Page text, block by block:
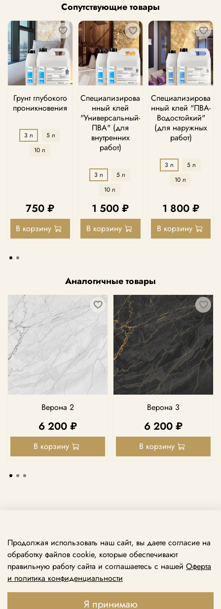
Сопутствующие товары
Грунт глубокого
проникновения
3 л
5 л
10 л
750 ₽
В корзину
Специализирова
нный клей
"Универсальный-
ПВА" (для
внутренних
работ)
3 л
5 л
10 л
1 500 ₽
В корзину
Специализирова
нный клей "ПВА-
Водостойкий"
(для наружных
работ)
3 л
5 л
10 л
1 800 ₽
В корзину
Аналогичные товары
Верона 2
6 200 ₽
В корзину
Верона 3
6 200 ₽
В корзину
Принимаем звонки ежедневно с 10:00 до 21:00
+7 969 138 74 79
Продолжая использовать наш сайт, вы даете согласие на
обработку файлов cookie, которые обеспечивают
правильную работу сайта и соглашаетесь с нашей Оферта
и политика конфиденциальности
Я принимаю